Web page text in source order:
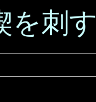
を刺す